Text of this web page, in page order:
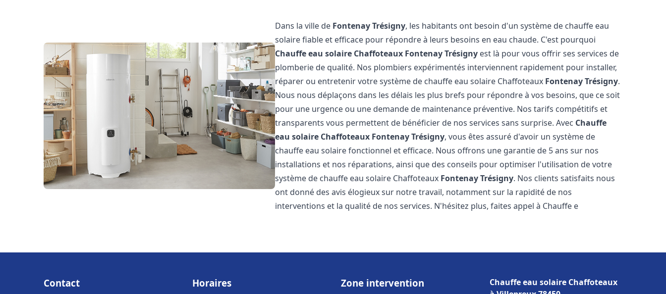
Dans la ville de Fontenay Trésigny, les habitants ont besoin d'un système de chauffe eau
solaire fiable et efficace pour répondre à leurs besoins en eau chaude. C'est pourquoi
Chauffe eau solaire Chaffoteaux Fontenay Trésigny est là pour vous offrir ses services de
plomberie de qualité. Nos plombiers expérimentés interviennent rapidement pour installer,
réparer ou entretenir votre système de chauffe eau solaire Chaffoteaux Fontenay Trésigny.
Nous nous déplaçons dans les délais les plus brefs pour répondre à vos besoins, que ce soit
pour une urgence ou une demande de maintenance préventive. Nos tarifs compétitifs et
transparents vous permettent de bénéficier de nos services sans surprise. Avec Chauffe
eau solaire Chaffoteaux Fontenay Trésigny, vous êtes assuré d'avoir un système de
chauffe eau solaire fonctionnel et efficace. Nous offrons une garantie de 5 ans sur nos
installations et nos réparations, ainsi que des conseils pour optimiser l'utilisation de votre
système de chauffe eau solaire Chaffoteaux Fontenay Trésigny. Nos clients satisfaits nous
ont donné des avis élogieux sur notre travail, notamment sur la rapidité de nos
interventions et la qualité de nos services. N'hésitez plus, faites appel à Chauffe e
Contact Horaires Zone intervention
Chauffe eau solaire Chaffoteaux